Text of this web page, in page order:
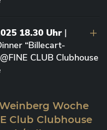
18.30 Uhr |
“Billecart-
CLUB Clubhouse
Woche
Club Clubhouse